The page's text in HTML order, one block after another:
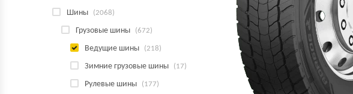
Шины (2068)
Грузовые шины (672)
Ведущие шины (218)
Зимние грузовые шины (17)
Рулевые шины (177)